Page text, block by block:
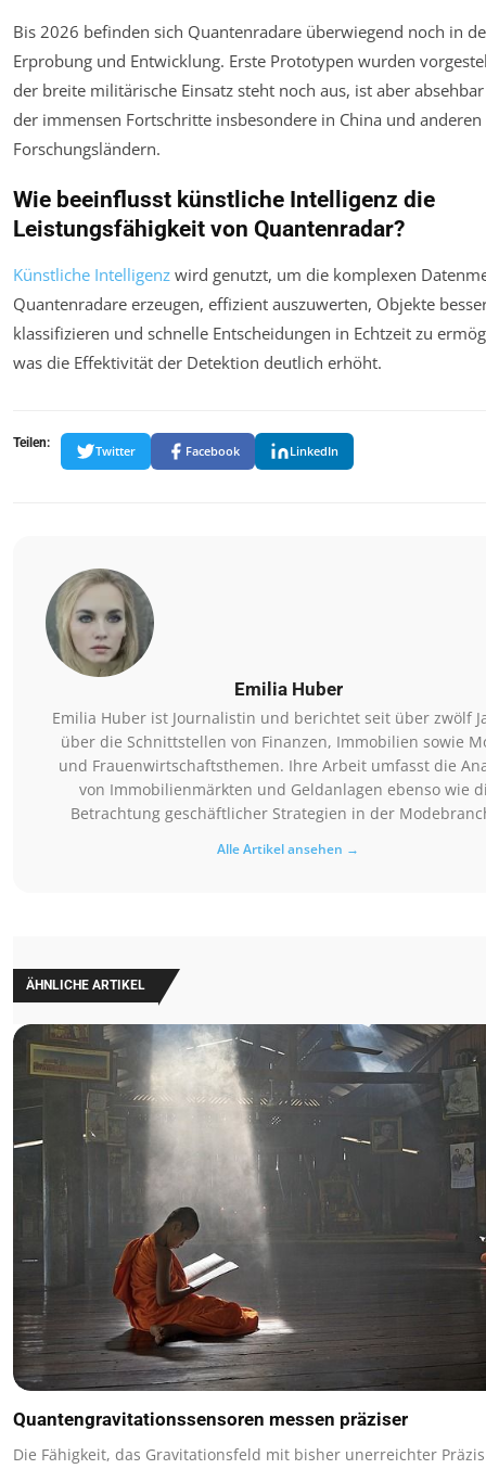
Bis 2026 befinden sich Quantenradare überwiegend noch in
Erprobung und Entwicklung. Erste Prototypen wurden
der breite militärische Einsatz steht noch aus, ist aber
der immensen Fortschritte insbesondere in China und anderen
Forschungsländern.
Wie beeinflusst künstliche Intelligenz die
Leistungsfähigkeit von Quantenradar?
Künstliche Intelligenz wird genutzt, um die komplexen
Quantenradare erzeugen, effizient auszuwerten, Objekte
klassifizieren und schnelle Entscheidungen in Echtzeit zu
was die Effektivität der Detektion deutlich erhöht.
Teilen:
Twitter Facebook LinkedIn
Emilia Huber
Emilia Huber ist Journalistin und berichtet seit über zwölf
über die Schnittstellen von Finanzen, Immobilien sowie
und Frauenwirtschaftsthemen. Ihre Arbeit umfasst die
von Immobilienmärkten und Geldanlagen ebenso wie
Betrachtung geschäftlicher Strategien in der
Alle Artikel ansehen →
ÄHNLICHE ARTIKEL
Quantengravitationssensoren messen präziser
Die Fähigkeit, das Gravitationsfeld mit bisher unerreichter